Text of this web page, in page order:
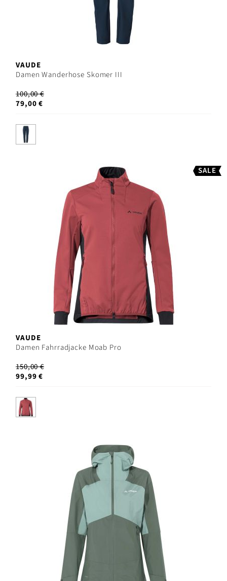
VAUDE
Damen Wanderhose Skomer III
100,00 €
79,00 €
SALE
VAUDE
Damen Fahrradjacke Moab Pro
150,00 €
99,99 €